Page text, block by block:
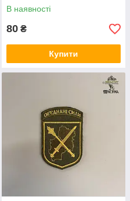
В наявності
80 ₴
Купити